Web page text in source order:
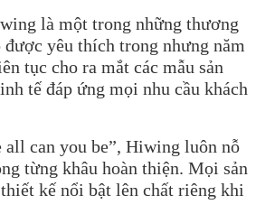
là một trong những thương
được yêu thích trong nhưng năm
tục cho ra mắt các mẫu sản
tế đáp ứng mọi nhu cầu khách
all can you be”, Hiwing luôn nỗ
từng khâu hoàn thiện. Mọi sản
kế nổi bật lên chất riêng khi